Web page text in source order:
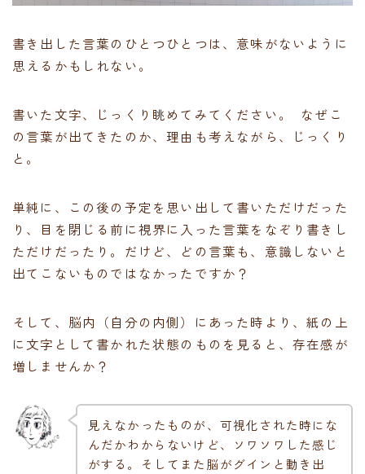
書き出した言葉のひとつひとつは、意味がないように
思えるかもしれない。
書いた文字、じっくり眺めてみてください。 なぜこ
の言葉が出てきたのか、理由も考えながら、じっくり
と。
単純に、この後の予定を思い出して書いただけだった
り、目を閉じる前に視界に入った言葉をなぞり書きし
ただけだったり。だけど、どの言葉も、意識しないと
出てこないものではなかったですか？
そして、脳内（自分の内側）にあった時より、紙の上
に文字として書かれた状態のものを見ると、存在感が
増しませんか？
見えなかったものが、可視化された時にな
んだかわからないけど、ソワソワした感じ
がする。そしてまた脳がグインと動き出